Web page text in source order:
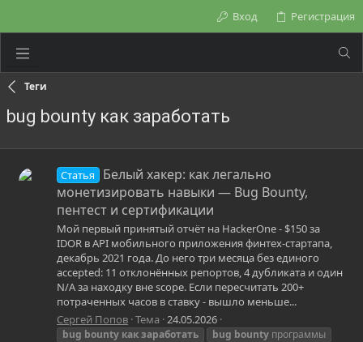
Вход Регистрация
Теги
bug bounty как заработать
Статья
Белый хакер: как легально
монетизировать навыки — Bug Bounty,
пентест и сертификации
Мой первый принятый отчёт на HackerOne - $150 за
IDOR в API мобильного приложения финтех-стартапа,
декабрь 2021 года. До него три месяца без единого
accepted: 11 отклонённых репортов, 4 дубликата и один
N/A за находку вне scope. Если пересчитать 200+
потраченных часов в ставку - вышло меньше...
Сергей Попов Тема 24.05.2026
bug bounty какзаработать bug bounty программы